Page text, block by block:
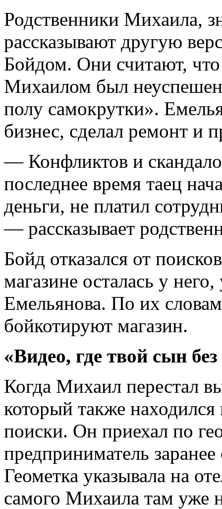
Родственники Михаила,
рассказывают другую
Бойдом. Они считают, что
Михаилом был
полу самокрутки».
бизнес, сделал ремонт и
— Конфликтов и
последнее время таец
деньги, не платил
— рассказывает
Бойд отказался от
магазине осталась у
Емельянова. По их
бойкотируют магазин.
«Видео, где твой сын
Когда Михаил перестал
который также находился
поиски. Он приехал по
предприниматель
Геометка указывала на
самого Михаила там уже